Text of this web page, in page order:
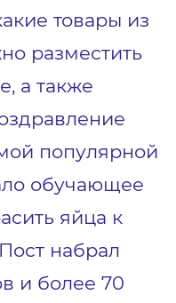
товары из
разместить
а также
популярной
обучающее
яйца к
набрал
и более 70